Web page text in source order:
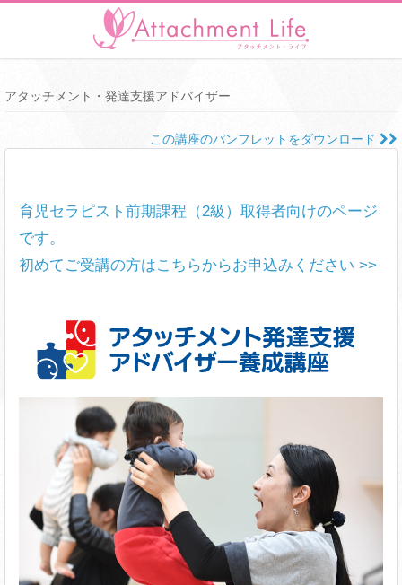
アタッチメント・発達支援アドバイザー
この講座のパンフレットをダウンロード
育児セラピスト前期課程（2級）取得者向けのページ
です。
初めてご受講の方はこちらからお申込みください >>